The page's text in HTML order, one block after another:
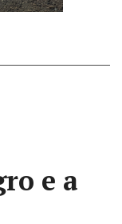
e a